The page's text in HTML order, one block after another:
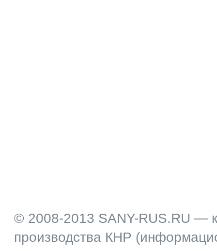
© 2008-2013 SANY-RUS.RU —
производства КНР